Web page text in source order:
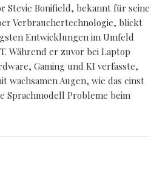
Stevie Bonifield, bekannt für seine
Verbrauchertechnologie, blickt
Entwicklungen im Umfeld
Während er zuvor bei Laptop
Gaming und KI verfasste,
wachsamen Augen, wie das einst
Sprachmodell Probleme beim